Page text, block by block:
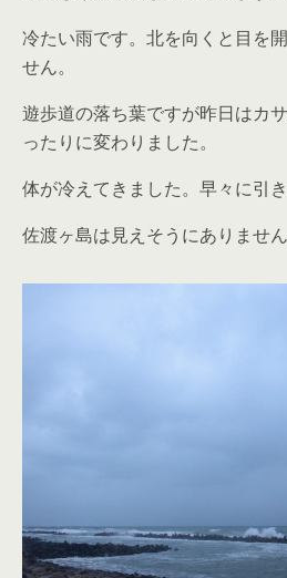
冷たい雨です。北を向くと目を
せん。
遊歩道の落ち葉ですが昨日はカ
ったりに変わりました。
体が冷えてきました。早々に引き
佐渡ヶ島は見えそうにありません